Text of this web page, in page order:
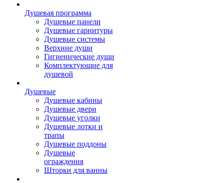
Душевая программа
Душевые панели
Душевые гарнитуры
Душевые системы
Верхние души
Гигиенические души
Комплектующие для
душевой
Душевые
Душевые кабины
Душевые двери
Душевые уголки
Душевые лотки и
трапы
Душевые поддоны
Душевые
ограждения
Шторки для ванны